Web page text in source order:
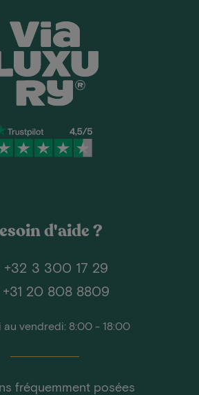
d'aide ?
+32 3 300 17 29
+31 20 808 8809
au vendredi: 8:00 - 18:00
fréquemment posées